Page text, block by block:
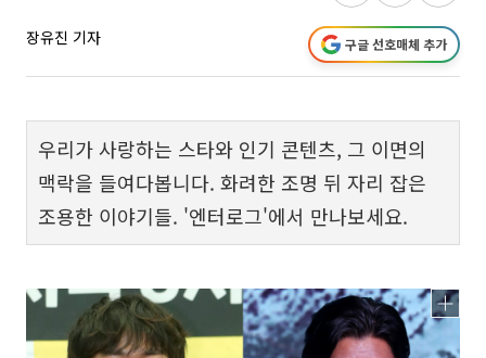
장유진 기자 구글 선호매체 추가
우리가 사랑하는 스타와 인기 콘텐츠, 그 이면의
맥락을 들여다봅니다. 화려한 조명 뒤 자리 잡은
조용한 이야기들. '엔터로그'에서 만나보세요.